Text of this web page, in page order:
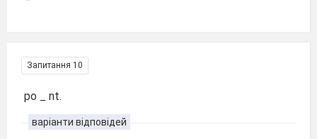
Запитання 10
po _ nt.
варіанти відповідей